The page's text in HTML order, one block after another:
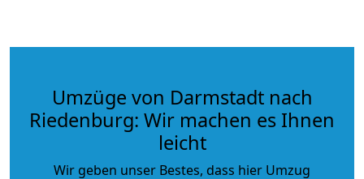
Umzüge von Darmstadt nach
Riedenburg: Wir machen es Ihnen
leicht
Wir geben unser Bestes, dass hier Umzug